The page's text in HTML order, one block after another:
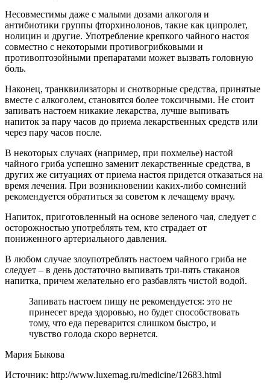
Несовместимы даже с малыми дозами алкоголя и
антибиотики группы фторхинолонов, такие как ципролет,
нолицин и другие. Употребление крепкого чайного настоя
совместно с некоторыми противогрибковыми и
противоптозойными препаратами может вызвать головную
боль.
Наконец, транквилизаторы и снотворные средства, принятые
вместе с алкоголем, становятся более токсичными. Не стоит
запивать настоем никакие лекарства, лучше выпивать
напиток за пару часов до приема лекарственных средств или
через пару часов после.
В некоторых случаях (например, при похмелье) настой
чайного гриба успешно заменит лекарственные средства, в
других же ситуациях от приема настоя придется отказаться на
время лечения. При возникновении каких-либо сомнений
рекомендуется обратиться за советом к лечащему врачу.
Напиток, приготовленный на основе зеленого чая, следует с
осторожностью употреблять тем, кто страдает от
пониженного артериального давления.
В любом случае злоупотреблять настоем чайного гриба не
следует – в день достаточно выпивать три-пять стаканов
напитка, причем желательно его разбавлять чистой водой.
Запивать настоем пищу не рекомендуется: это не
принесет вреда здоровью, но будет способствовать
тому, что еда переварится слишком быстро, и
чувство голода скоро вернется.
Мария Быкова
Источник: http://www.luxemag.ru/medicine/12683.html